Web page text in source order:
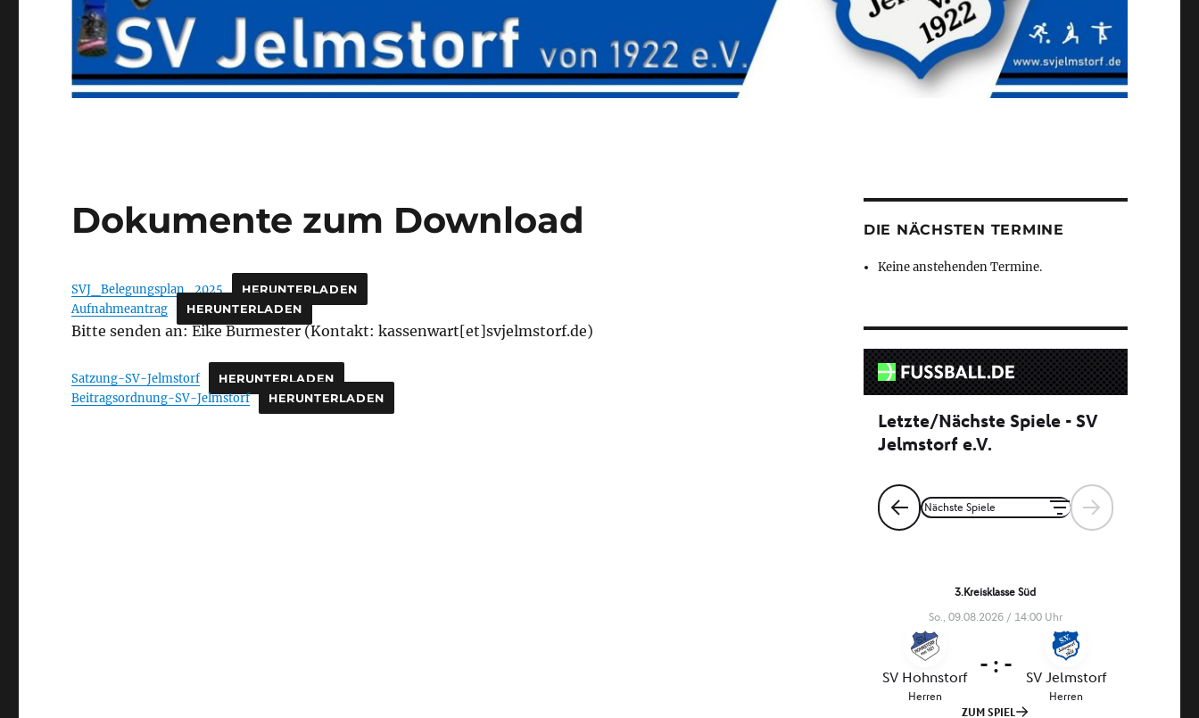
Dokumente zum Download
SVJ_Belegungsplan_2025 HERUNTERLADEN
Aufnahmeantrag HERUNTERLADEN
Bitte senden an: Eike Burmester (Kontakt: kassenwart[et]svjelmstorf.de)
Satzung-SV-Jelmstorf HERUNTERLADEN
Beitragsordnung-SV-Jelmstorf HERUNTERLADEN
DIE NÄCHSTEN TERMINE
Keine anstehenden Termine.